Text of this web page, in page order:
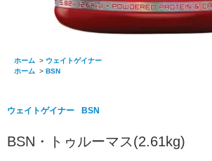
ホーム > ウェイトゲイナー
ホーム
> BSN
ウェイトゲイナー BSN
BSN・トゥルーマス(2.61kg)